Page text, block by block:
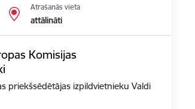
Atrašanās vieta
attālināti
Komisijas
priekšsēdētājas izpildvietnieku Valdi